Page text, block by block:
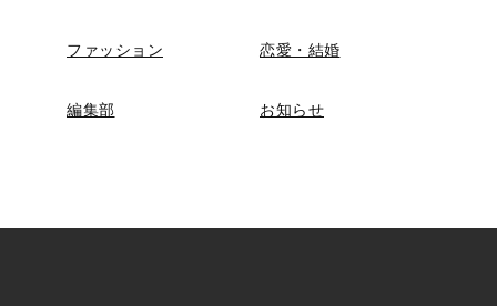
ファッション 恋愛・結婚
編集部 お知らせ